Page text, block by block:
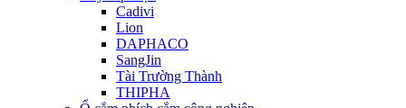
Cadivi
Lion
DAPHACO
SangJin
Tài Trường Thành
THIPHA